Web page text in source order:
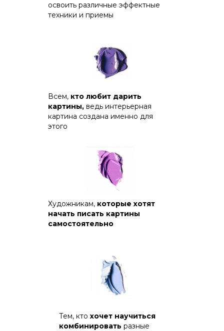
Тем, кто хочет научиться
комбинировать разные
освоить различные эффектные
техники и приемы
Художникам, которые хотят
начать писать картины
самостоятельно
Всем, кто любит дарить
картины, ведь интерьерная
картина создана именно для
этого